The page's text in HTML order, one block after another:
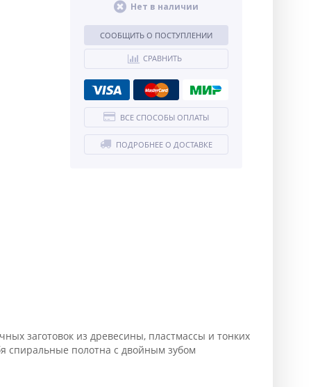
Нет в наличии
СООБЩИТЬ О ПОСТУПЛЕНИИ
СРАВНИТЬ
ВСЕ СПОСОБЫ ОПЛАТЫ
ПОДРОБНЕЕ О ДОСТАВКЕ
заготовок из древесины, пластмассы и тонких
спиральные полотна с двойным зубом